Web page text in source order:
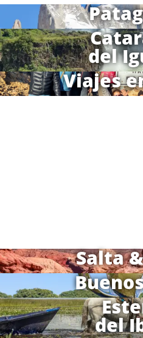
del
Viajes
Salta
del